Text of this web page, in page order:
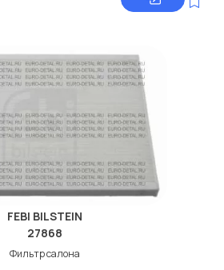
FEBI BILSTEIN
27868
Фильтр салона